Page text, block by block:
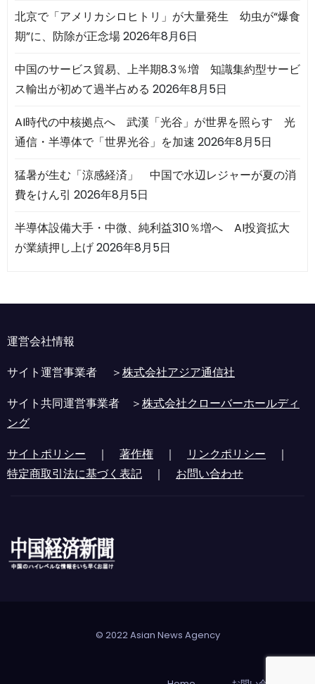
北京で「アメリカシロヒトリ」が大量発生 幼虫が“爆食
期”に、防除が正念場2026年8月6日
中国のサービス貿易、上半期8.3％増 知識集約型サービ
ス輸出が初めて過半占める 2026年8月5日
AI時代の中核拠点へ 武漢「光谷」が世界を照らす 光
通信・半導体で「世界光谷」を加速 2026年8月5日
猛暑が生む「涼感経済」 中国で水辺レジャーが夏の消
費をけん引 2026年8月5日
半導体設備大手・中微、純利益310％増へ AI投資拡大
が業績押し上げ2026年8月5日
運営会社情報
サイト運営事業者 ＞株式会社アジア通信社
サイト共同運営事業者 ＞株式会社クローバーホールディ
ング
サイトポリシー ｜ 著作権 ｜ リンクポリシー ｜
特定商取引法に基づく表記 ｜ お問い合わせ
© 2022 Asian News Agency